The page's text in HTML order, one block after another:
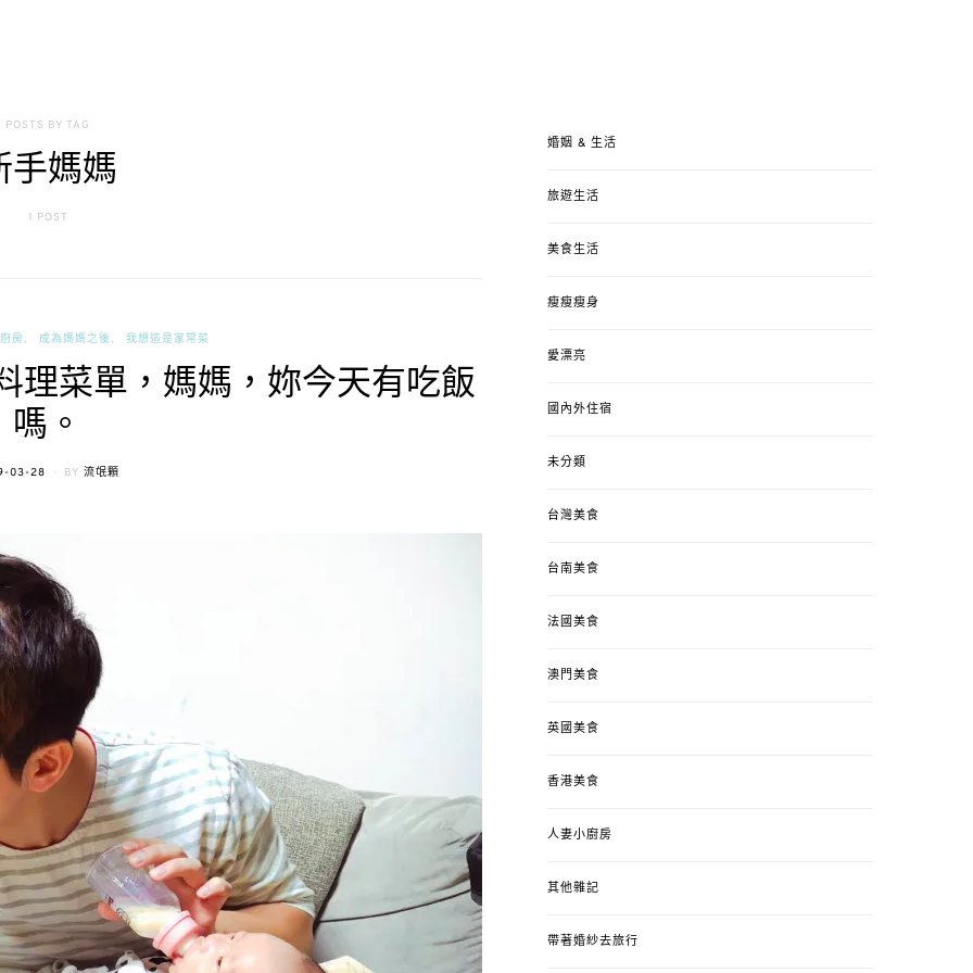
POSTS BY TAG
手媽媽
1 POST
房 成為媽媽之後 我想這是家常菜
理菜單，媽媽，妳今天有吃飯
嗎。
03-28 BY 流氓顆
婚姻 & 生活
旅遊生活
美食生活
瘦瘦瘦身
愛漂亮
國內外住宿
未分類
台灣美食
台南美食
法國美食
澳門美食
英國美食
香港美食
人妻小廚房
其他雜記
帶著婚紗去旅行